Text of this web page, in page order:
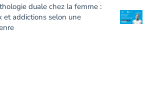
duale chez la femme :
et addictions selon une